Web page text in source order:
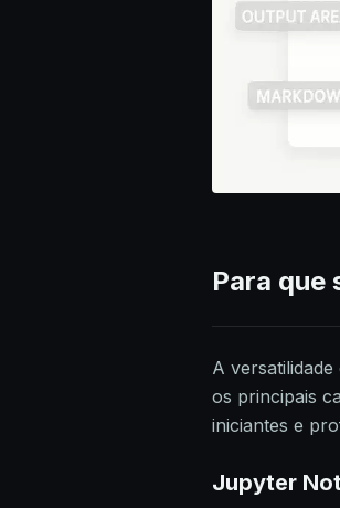
Para que
A versatilidade
os principais
iniciantes e
Jupyter